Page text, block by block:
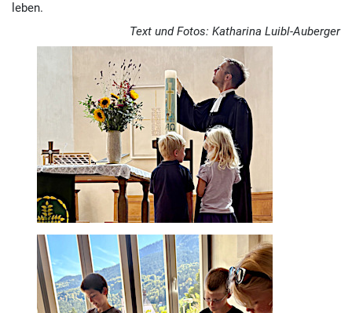
leben.
Text und Fotos: Katharina Luibl-Auberger